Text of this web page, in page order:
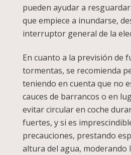
pueden ayudar a
que empiece a inundarse,
interruptor general de la
En cuanto a la previsión de
tormentas, se recomienda
teniendo en cuenta que no
cauces de barrancos o en
evitar circular en coche
fuertes, y si es
precauciones, prestando
altura del agua, moderando